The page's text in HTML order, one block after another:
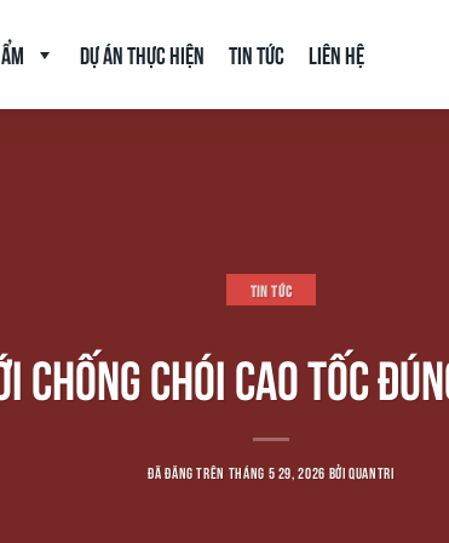
Dự án thực hiện Tin tức Liên hệ
TIN TỨC
CHỐNG CHÓI CAO TỐC
ĐÃ ĐĂNG TRÊN THÁNG 5 29, 2026 BỞIQUANTRI